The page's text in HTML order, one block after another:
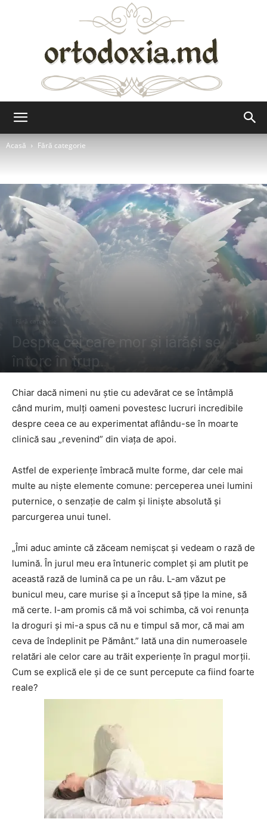
Acasă
Fără categorie
Fără categorie
Despre cei care mor şi iarăşi se
întorc în trup.
Chiar dacă nimeni nu știe cu adevărat ce se întâmplă
când murim, mulți oameni povestesc lucruri incredibile
despre ceea ce au experimentat aflându-se în moarte
clinică sau „revenind” din viața de apoi.
Astfel de experiențe îmbracă multe forme, dar cele mai
multe au niște elemente comune: perceperea unei lumini
puternice, o senzație de calm și liniște absolută și
parcurgerea unui tunel.
„Îmi aduc aminte că zăceam nemişcat şi vedeam o rază de
lumină. În jurul meu era întuneric complet şi am plutit pe
această rază de lumină ca pe un râu. L-am văzut pe
bunicul meu, care murise şi a început să ţipe la mine, să
mă certe. I-am promis că mă voi schimba, că voi renunţa
la droguri şi mi-a spus că nu e timpul să mor, că mai am
ceva de îndeplinit pe Pământ.” Iată una din numeroasele
relatări ale celor care au trăit experienţe în pragul morţii.
Cum se explică ele şi de ce sunt percepute ca fiind foarte
reale?